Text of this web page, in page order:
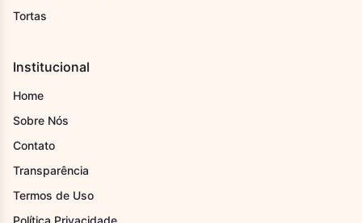
Tortas
Institucional
Home
Sobre Nós
Contato
Transparência
Termos de Uso
Política Privacidade